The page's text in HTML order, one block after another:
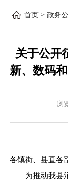
首页 > 政务
关于公开
新、数码
浏
各镇街、县直各
为推动我县